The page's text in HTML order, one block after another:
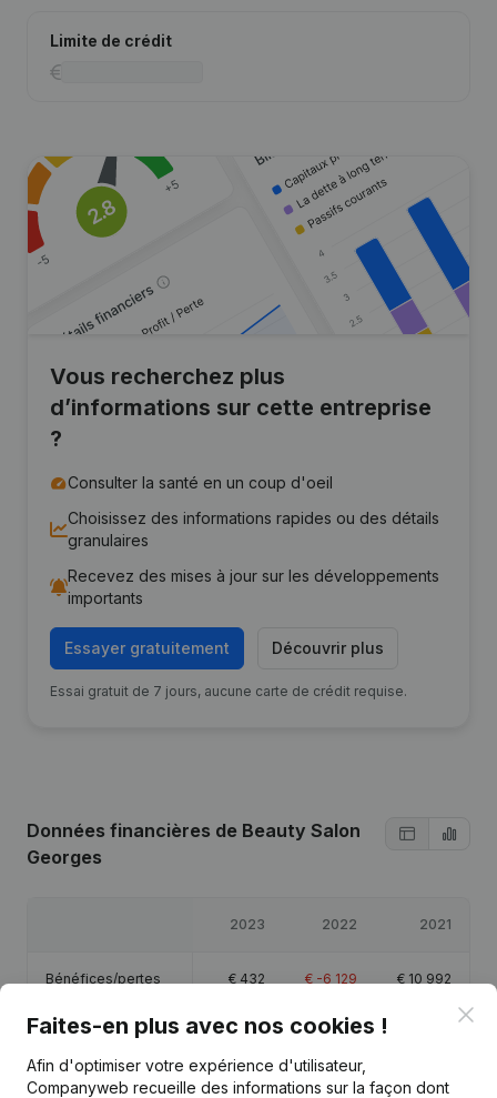
Limite de crédit
Vous recherchez plus
d’informations sur cette entreprise
?
Consulter la santé en un coup d'oeil
Choisissez des informations rapides ou des détails
granulaires
Recevez des mises à jour sur les développements
importants
Essayer gratuitement Découvrir plus
Essai gratuit de 7 jours, aucune carte de crédit requise.
Données financières de Beauty Salon
Georges
2023 2022 2021
Bénéfices/pertes € 432 € -6 129 € 10 992
Capitaux propres €9 295 €8 864
Marge brute €17 215 €16 443 €22 094
Faites-en plus avec nos cookies !
Afin d'optimiser votre expérience d'utilisateur,
Companyweb recueille des informations sur la façon dont